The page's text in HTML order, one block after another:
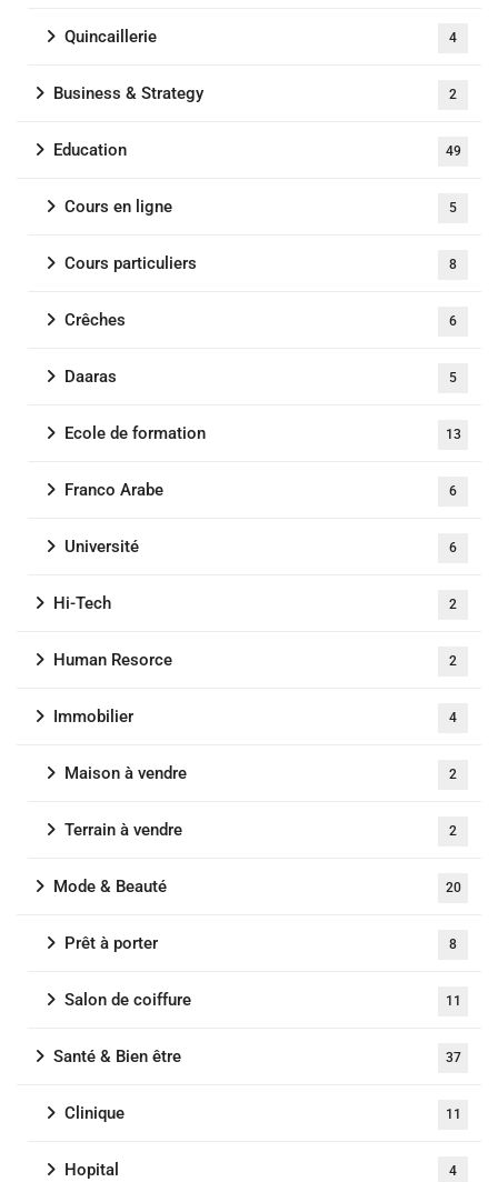
Quincaillerie 4
Business & Strategy 2
Education 49
Cours en ligne 5
Cours particuliers 8
Crêches 6
Daaras 5
Ecole de formation 13
Franco Arabe 6
Université 6
Hi-Tech 2
Human Resorce 2
Immobilier 4
Maison à vendre 2
Terrain à vendre 2
Mode & Beauté 20
Prêt à porter 8
Salon de coiffure 11
Santé & Bien être 37
Clinique 11
Hopital 4